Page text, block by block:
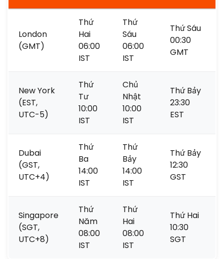
London
(GMT)
Thứ
Hai
06:00
IST
Thứ
Sáu
06:00
IST
Thứ Sáu
00:30
GMT
New York
(EST,
UTC-5)
Thứ
Tư
10:00
IST
Chủ
Nhật
10:00
IST
Thứ Bảy
23:30
EST
Dubai
(GST,
UTC+4)
Thứ
Ba
14:00
IST
Thứ
Bảy
14:00
IST
Thứ Bảy
12:30
GST
Singapore
(SGT,
UTC+8)
Thứ
Năm
08:00
IST
Thứ
Hai
08:00
IST
Thứ Hai
10:30
SGT